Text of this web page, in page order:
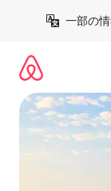
一部の